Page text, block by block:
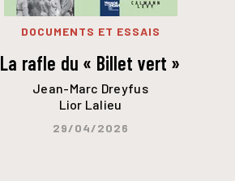
DOCUMENTS ET ESSAIS
La rafle du « Billet vert »
Jean-Marc Dreyfus
Lior Lalieu
29/04/2026